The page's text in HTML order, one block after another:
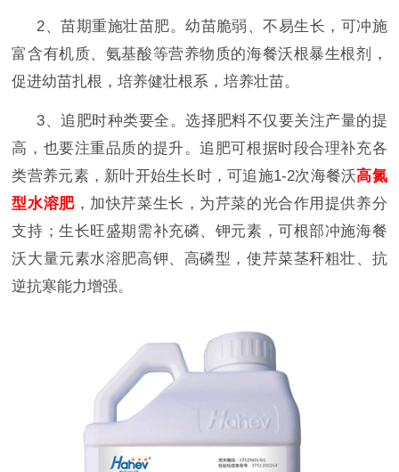
2、苗期重施壮苗肥。幼苗脆弱、不易生长，可冲施
富含有机质、氨基酸等营养物质的海餐沃根暴生根剂，
促进幼苗扎根，培养健壮根系，培养壮苗。
3、追肥时种类要全。选择肥料不仅要关注产量的提
高，也要注重品质的提升。追肥可根据时段合理补充各
类营养元素，新叶开始生长时，可追施1-2次海餐沃高氮
型水溶肥，加快芹菜生长，为芹菜的光合作用提供养分
支持；生长旺盛期需补充磷、钾元素，可根部冲施海餐
沃大量元素水溶肥高钾、高磷型，使芹菜茎秆粗壮、抗
逆抗寒能力增强。